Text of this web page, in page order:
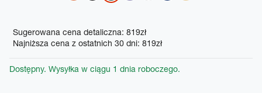
Promotions
Sugerowana cena detaliczna: 819zł
Najniższa cena z ostatnich 30 dni: 819zł
Dostępny. Wysyłka w ciągu 1 dnia roboczego.